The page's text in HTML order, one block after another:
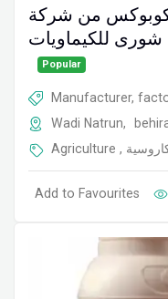
كوبوكس من شركة
شورى للكيماويات
Popular
Manufacturer,
Wadi Natrun,
Agriculture ,
Add to Favourites